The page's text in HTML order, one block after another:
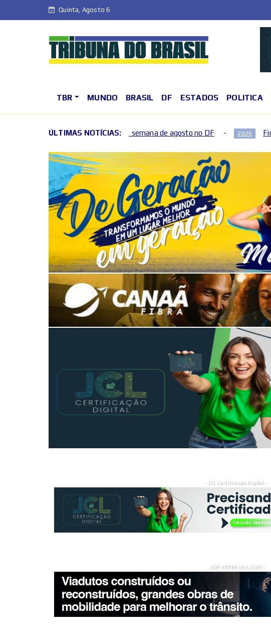
Quinta, Agosto 6
TBR MUNDO BRASIL DF ESTADOS POLITICA
ÚLTIMAS NOTÍCIAS:
fim de semana de agosto no DF 2026 Fim de semana terá
- JCL Certificação Digital -
- GDF ENTREGAS 2025 -